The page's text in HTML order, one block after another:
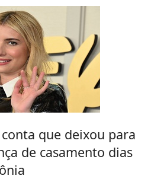
que deixou para
de casamento dias